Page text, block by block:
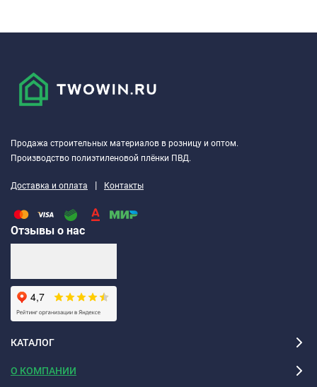
Продажа строительных материалов в розницу и оптом.
Производство полиэтиленовой плёнки ПВД.
Доставка и оплата | Контакты
Отзывы о нас
КАТАЛОГ
О КОМПАНИИ